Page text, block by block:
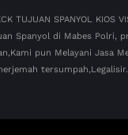
TUJUAN SPANYOL KIOS
Spanyol di Mabes Polri,
pun Melayani Jasa